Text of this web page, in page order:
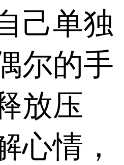
己单独
尔的手
放压
心情，